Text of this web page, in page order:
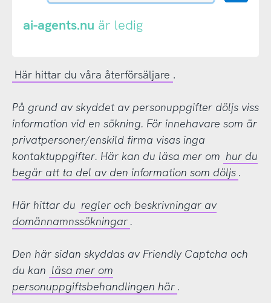
eller
.nu-
ai-agents.nu är ledig
Här hittar du våra återförsäljare .
På grund av skyddet av personuppgifter döljs viss
information vid en sökning. För innehavare som är
privatpersoner/enskild firma visas inga
kontaktuppgifter. Här kan du läsa mer om hur du
begär att ta del av den information som döljs .
Här hittar du regler och beskrivningar av
domännamnssökningar .
Den här sidan skyddas av Friendly Captcha och
du kan läsa mer om
personuppgiftsbehandlingen här .